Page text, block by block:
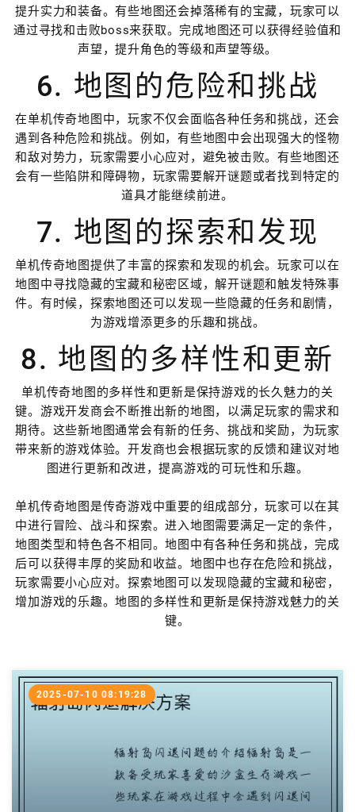
提升实力和装备。有些地图还会掉落稀有的宝藏，玩家可以
通过寻找和击败boss来获取。完成地图还可以获得经验值和
声望，提升角色的等级和声望等级。
6. 地图的危险和挑战
在单机传奇地图中，玩家不仅会面临各种任务和挑战，还会
遇到各种危险和挑战。例如，有些地图中会出现强大的怪物
和敌对势力，玩家需要小心应对，避免被击败。有些地图还
会有一些陷阱和障碍物，玩家需要解开谜题或者找到特定的
道具才能继续前进。
7. 地图的探索和发现
单机传奇地图提供了丰富的探索和发现的机会。玩家可以在
地图中寻找隐藏的宝藏和秘密区域，解开谜题和触发特殊事
件。有时候，探索地图还可以发现一些隐藏的任务和剧情，
为游戏增添更多的乐趣和挑战。
8. 地图的多样性和更新
单机传奇地图的多样性和更新是保持游戏的长久魅力的关
键。游戏开发商会不断推出新的地图，以满足玩家的需求和
期待。这些新地图通常会有新的任务、挑战和奖励，为玩家
带来新的游戏体验。开发商也会根据玩家的反馈和建议对地
图进行更新和改进，提高游戏的可玩性和乐趣。
单机传奇地图是传奇游戏中重要的组成部分，玩家可以在其
中进行冒险、战斗和探索。进入地图需要满足一定的条件，
地图类型和特色各不相同。地图中有各种任务和挑战，完成
后可以获得丰厚的奖励和收益。地图中也存在危险和挑战，
玩家需要小心应对。探索地图可以发现隐藏的宝藏和秘密，
增加游戏的乐趣。地图的多样性和更新是保持游戏魅力的关
键。
2025-07-10 08:19:28